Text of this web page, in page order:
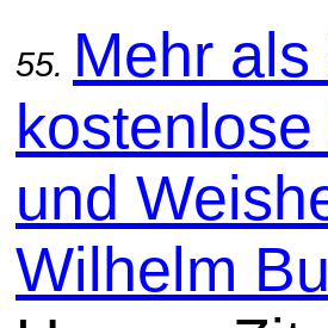
55. Mehr
und
Wilhelm